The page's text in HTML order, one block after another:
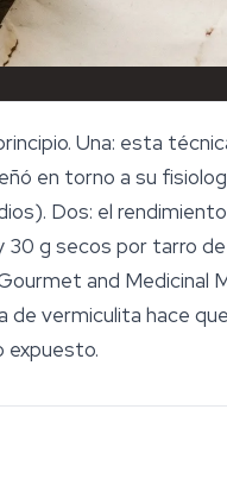
Una: esta
en torno a su
Dos: el
g secos por tarro
and Medicinal
vermiculita hace
expuesto.